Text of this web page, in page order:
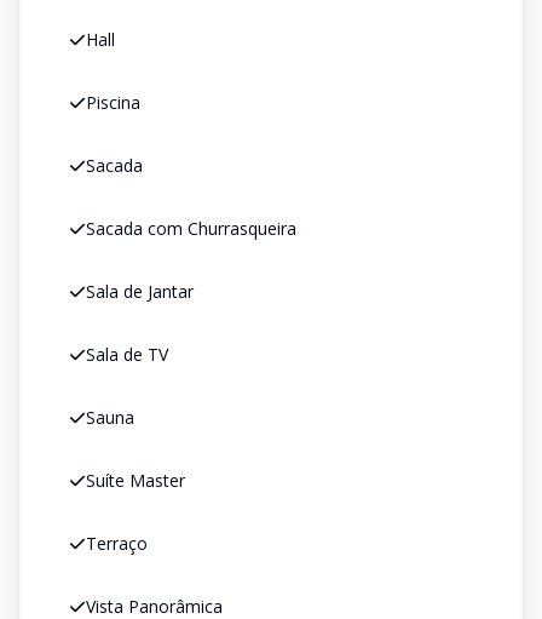
Hall
Piscina
Sacada
Sacada com Churrasqueira
Sala de Jantar
Sala de TV
Sauna
Suíte Master
Terraço
Vista Panorâmica